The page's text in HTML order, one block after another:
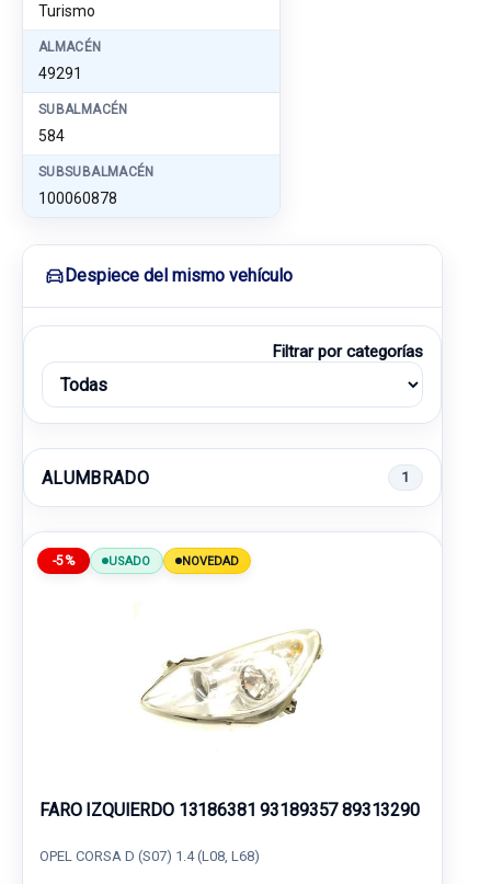
Turismo
ALMACÉN
49291
SUBALMACÉN
584
SUBSUBALMACÉN
100060878
Despiece del mismo vehículo
Filtrar por categorías
ALUMBRADO 1
-5% USADO NOVEDAD
FARO IZQUIERDO 13186381 93189357 89313290
OPEL CORSA D (S07) 1.4 (L08, L68)